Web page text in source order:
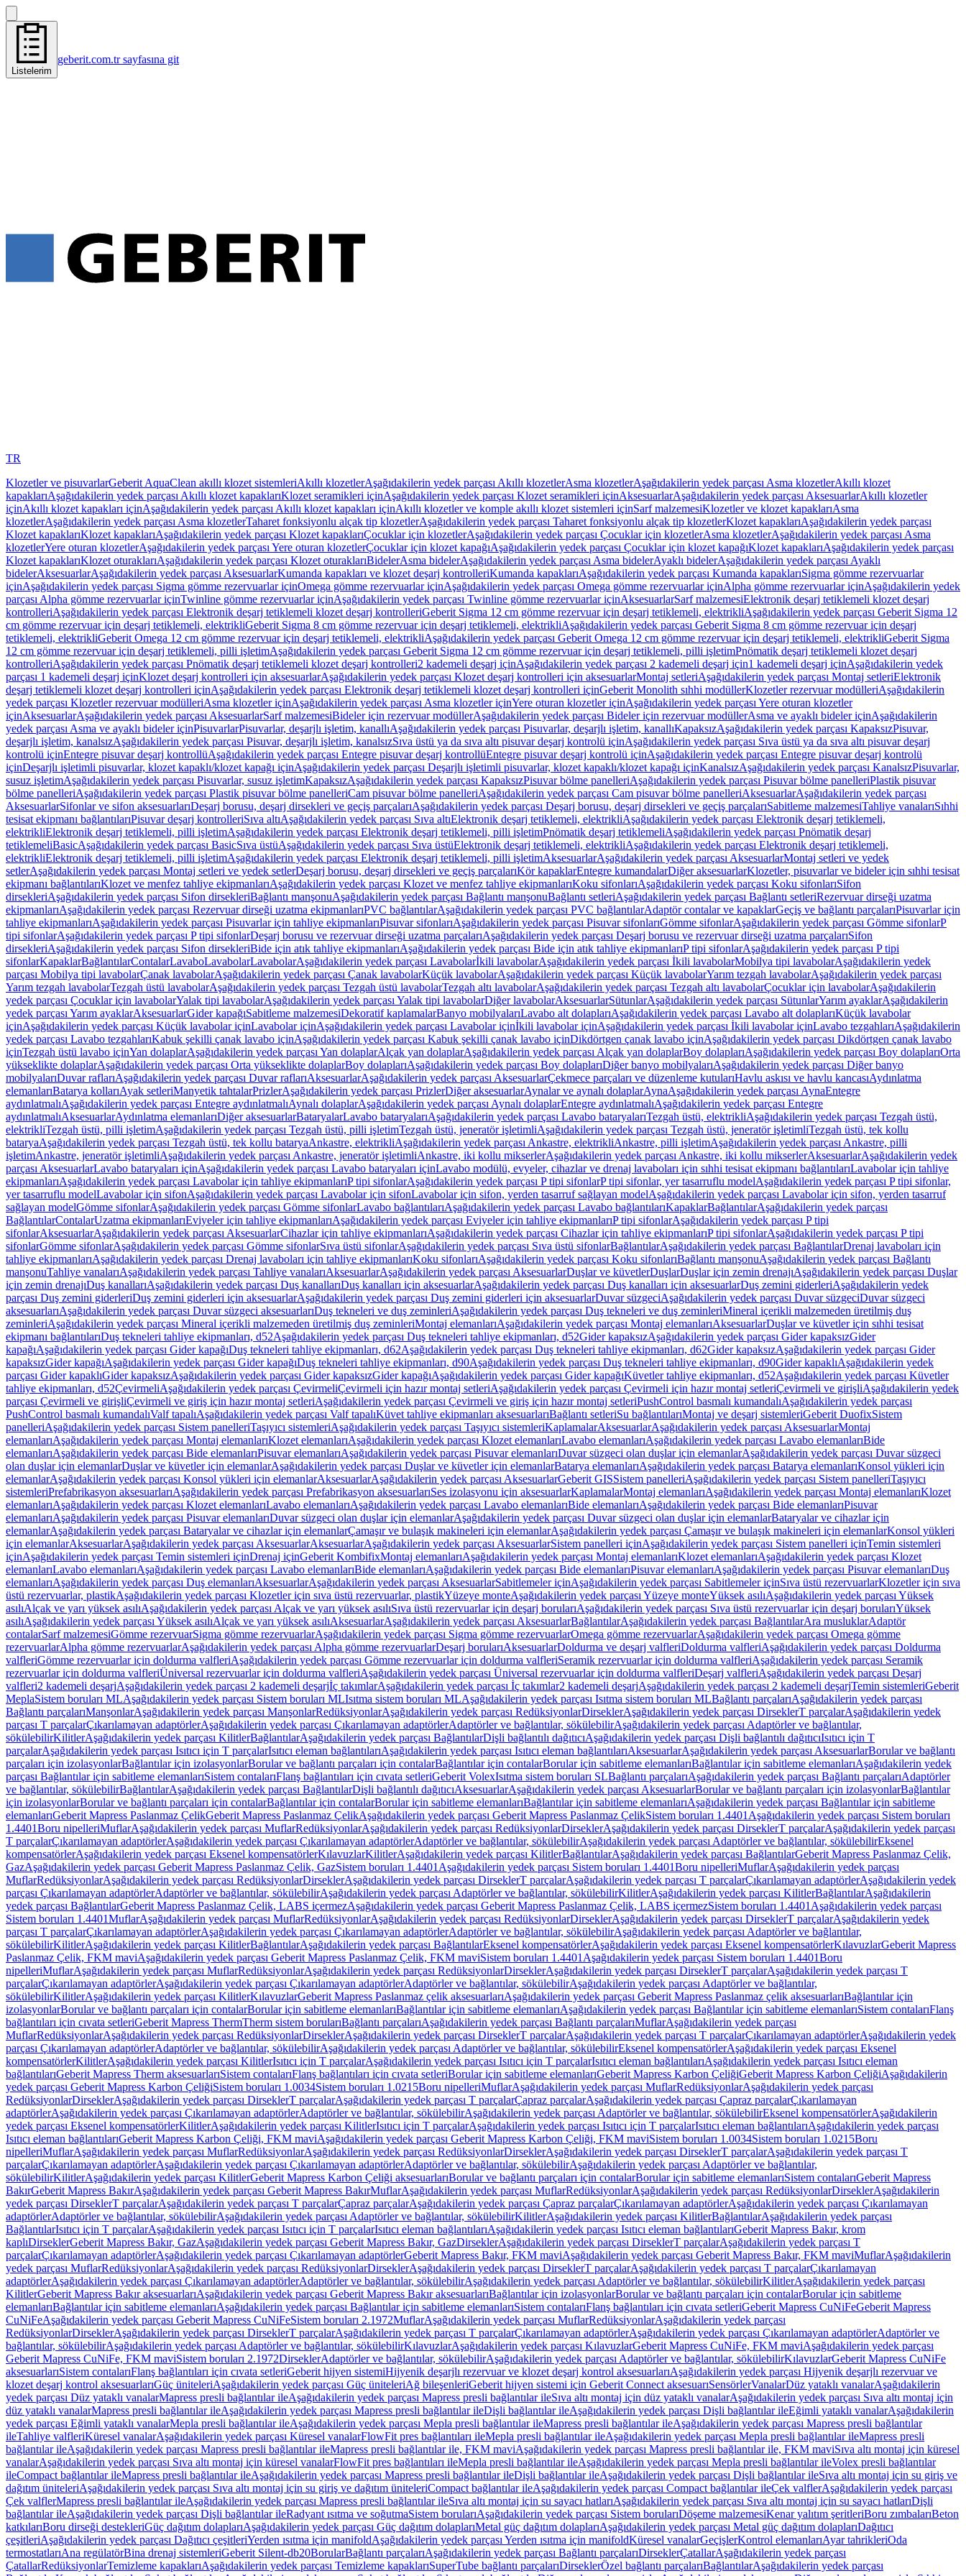
Listelerim
geberit.com.tr sayfasına git
TR
Klozetler ve pisuvarlarGeberit AquaClean akıllı klozet sistemleriAkıllı klozetlerAşağıdakilerin yedek parçası Akıllı klozetlerAsma klozetlerAşağıdakilerin yedek parçası Asma klozetlerAkıllı klozet
kapaklarıAşağıdakilerin yedek parçası Akıllı klozet kapaklarıKlozet seramikleri içinAşağıdakilerin yedek parçası Klozet seramikleri içinAksesuarlarAşağıdakilerin yedek parçası AksesuarlarAkıllı klozetler
içinAkıllı klozet kapakları içinAşağıdakilerin yedek parçası Akıllı klozet kapakları içinAkıllı klozetler ve komple akıllı klozet sistemleri içinSarf malzemesiKlozetler ve klozet kapaklarıAsma
klozetlerAşağıdakilerin yedek parçası Asma klozetlerTaharet fonksiyonlu alçak tip klozetlerAşağıdakilerin yedek parçası Taharet fonksiyonlu alçak tip klozetlerKlozet kapaklarıAşağıdakilerin yedek parçası
Klozet kapaklarıKlozet kapaklarıAşağıdakilerin yedek parçası Klozet kapaklarıÇocuklar için klozetlerAşağıdakilerin yedek parçası Çocuklar için klozetlerAsma klozetlerAşağıdakilerin yedek parçası Asma
klozetlerYere oturan klozetlerAşağıdakilerin yedek parçası Yere oturan klozetlerÇocuklar için klozet kapağıAşağıdakilerin yedek parçası Çocuklar için klozet kapağıKlozet kapaklarıAşağıdakilerin yedek parçası
Klozet kapaklarıKlozet oturaklarıAşağıdakilerin yedek parçası Klozet oturaklarıBidelerAsma bidelerAşağıdakilerin yedek parçası Asma bidelerAyaklı bidelerAşağıdakilerin yedek parçası Ayaklı
bidelerAksesuarlarAşağıdakilerin yedek parçası AksesuarlarKumanda kapakları ve klozet deşarj kontrolleriKumanda kapaklarıAşağıdakilerin yedek parçası Kumanda kapaklarıSigma gömme rezervuarlar
içinAşağıdakilerin yedek parçası Sigma gömme rezervuarlar içinOmega gömme rezervuarlar içinAşağıdakilerin yedek parçası Omega gömme rezervuarlar içinAlpha gömme rezervuarlar içinAşağıdakilerin yedek
parçası Alpha gömme rezervuarlar içinTwinline gömme rezervuarlar içinAşağıdakilerin yedek parçası Twinline gömme rezervuarlar içinAksesuarlarSarf malzemesiElektronik deşarj tetiklemeli klozet deşarj
kontrolleriAşağıdakilerin yedek parçası Elektronik deşarj tetiklemeli klozet deşarj kontrolleriGeberit Sigma 12 cm gömme rezervuar için deşarj tetiklemeli, elektrikliAşağıdakilerin yedek parçası Geberit Sigma 12
cm gömme rezervuar için deşarj tetiklemeli, elektrikliGeberit Sigma 8 cm gömme rezervuar için deşarj tetiklemeli, elektrikliAşağıdakilerin yedek parçası Geberit Sigma 8 cm gömme rezervuar için deşarj
tetiklemeli, elektrikliGeberit Omega 12 cm gömme rezervuar için deşarj tetiklemeli, elektrikliAşağıdakilerin yedek parçası Geberit Omega 12 cm gömme rezervuar için deşarj tetiklemeli, elektrikliGeberit Sigma
12 cm gömme rezervuar için deşarj tetiklemeli, pilli işletimAşağıdakilerin yedek parçası Geberit Sigma 12 cm gömme rezervuar için deşarj tetiklemeli, pilli işletimPnömatik deşarj tetiklemeli klozet deşarj
kontrolleriAşağıdakilerin yedek parçası Pnömatik deşarj tetiklemeli klozet deşarj kontrolleri2 kademeli deşarj içinAşağıdakilerin yedek parçası 2 kademeli deşarj için1 kademeli deşarj içinAşağıdakilerin yedek
parçası 1 kademeli deşarj içinKlozet deşarj kontrolleri için aksesuarlarAşağıdakilerin yedek parçası Klozet deşarj kontrolleri için aksesuarlarMontaj setleriAşağıdakilerin yedek parçası Montaj setleriElektronik
deşarj tetiklemeli klozet deşarj kontrolleri içinAşağıdakilerin yedek parçası Elektronik deşarj tetiklemeli klozet deşarj kontrolleri içinGeberit Monolith sıhhi modüllerKlozetler rezervuar modülleriAşağıdakilerin
yedek parçası Klozetler rezervuar modülleriAsma klozetler içinAşağıdakilerin yedek parçası Asma klozetler içinYere oturan klozetler içinAşağıdakilerin yedek parçası Yere oturan klozetler
içinAksesuarlarAşağıdakilerin yedek parçası AksesuarlarSarf malzemesiBideler için rezervuar modüllerAşağıdakilerin yedek parçası Bideler için rezervuar modüllerAsma ve ayaklı bideler içinAşağıdakilerin
yedek parçası Asma ve ayaklı bideler içinPisuvarlarPisuvarlar, deşarjlı işletim, kanallıAşağıdakilerin yedek parçası Pisuvarlar, deşarjlı işletim, kanallıKapaksızAşağıdakilerin yedek parçası KapaksızPisuvar,
deşarjlı işletim, kanalsızAşağıdakilerin yedek parçası Pisuvar, deşarjlı işletim, kanalsızSıva üstü ya da sıva altı pisuvar deşarj kontrolü içinAşağıdakilerin yedek parçası Sıva üstü ya da sıva altı pisuvar deşarj
kontrolü içinEntegre pisuvar deşarj kontrollüAşağıdakilerin yedek parçası Entegre pisuvar deşarj kontrollüEntegre pisuvar deşarj kontrolü içinAşağıdakilerin yedek parçası Entegre pisuvar deşarj kontrolü
içinDeşarjlı işletimli pisuvarlar, klozet kapaklı/klozet kapağı içinAşağıdakilerin yedek parçası Deşarjlı işletimli pisuvarlar, klozet kapaklı/klozet kapağı içinKanalsızAşağıdakilerin yedek parçası KanalsızPisuvarlar,
susuz işletimAşağıdakilerin yedek parçası Pisuvarlar, susuz işletimKapaksızAşağıdakilerin yedek parçası KapaksızPisuvar bölme panelleriAşağıdakilerin yedek parçası Pisuvar bölme panelleriPlastik pisuvar
bölme panelleriAşağıdakilerin yedek parçası Plastik pisuvar bölme panelleriCam pisuvar bölme panelleriAşağıdakilerin yedek parçası Cam pisuvar bölme panelleriAksesuarlarAşağıdakilerin yedek parçası
AksesuarlarSifonlar ve sifon aksesuarlarıDeşarj borusu, deşarj dirsekleri ve geçiş parçalarıAşağıdakilerin yedek parçası Deşarj borusu, deşarj dirsekleri ve geçiş parçalarıSabitleme malzemesiTahliye vanalarıSıhhi
tesisat ekipmanı bağlantılarıPisuvar deşarj kontrolleriSıva altıAşağıdakilerin yedek parçası Sıva altıElektronik deşarj tetiklemeli, elektrikliAşağıdakilerin yedek parçası Elektronik deşarj tetiklemeli,
elektrikliElektronik deşarj tetiklemeli, pilli işletimAşağıdakilerin yedek parçası Elektronik deşarj tetiklemeli, pilli işletimPnömatik deşarj tetiklemeliAşağıdakilerin yedek parçası Pnömatik deşarj
tetiklemeliBasicAşağıdakilerin yedek parçası BasicSıva üstüAşağıdakilerin yedek parçası Sıva üstüElektronik deşarj tetiklemeli, elektrikliAşağıdakilerin yedek parçası Elektronik deşarj tetiklemeli,
elektrikliElektronik deşarj tetiklemeli, pilli işletimAşağıdakilerin yedek parçası Elektronik deşarj tetiklemeli, pilli işletimAksesuarlarAşağıdakilerin yedek parçası AksesuarlarMontaj setleri ve yedek
setlerAşağıdakilerin yedek parçası Montaj setleri ve yedek setlerDeşarj borusu, deşarj dirsekleri ve geçiş parçalarıKör kapaklarEntegre kumandalarDiğer aksesuarlarKlozetler, pisuvarlar ve bideler için sıhhi tesisat
ekipmanı bağlantılarıKlozet ve menfez tahliye ekipmanlarıAşağıdakilerin yedek parçası Klozet ve menfez tahliye ekipmanlarıKoku sifonlarıAşağıdakilerin yedek parçası Koku sifonlarıSifon
dirsekleriAşağıdakilerin yedek parçası Sifon dirsekleriBağlantı manşonuAşağıdakilerin yedek parçası Bağlantı manşonuBağlantı setleriAşağıdakilerin yedek parçası Bağlantı setleriRezervuar dirseği uzatma
ekipmanlarıAşağıdakilerin yedek parçası Rezervuar dirseği uzatma ekipmanlarıPVC bağlantılarAşağıdakilerin yedek parçası PVC bağlantılarAdaptör contalar ve kapaklarGeçiş ve bağlantı parçalarıPisuvarlar için
tahliye ekipmanlarıAşağıdakilerin yedek parçası Pisuvarlar için tahliye ekipmanlarıPisuvar sifonlarıAşağıdakilerin yedek parçası Pisuvar sifonlarıGömme sifonlarAşağıdakilerin yedek parçası Gömme sifonlarP
tipi sifonlarAşağıdakilerin yedek parçası P tipi sifonlarDeşarj borusu ve rezervuar dirseği uzatma parçalarıAşağıdakilerin yedek parçası Deşarj borusu ve rezervuar dirseği uzatma parçalarıSifon
dirsekleriAşağıdakilerin yedek parçası Sifon dirsekleriBide için atık tahliye ekipmanlarıAşağıdakilerin yedek parçası Bide için atık tahliye ekipmanlarıP tipi sifonlarAşağıdakilerin yedek parçası P tipi
sifonlarKapaklarBağlantılarContalarLavaboLavabolarLavabolarAşağıdakilerin yedek parçası Lavabolarİkili lavabolarAşağıdakilerin yedek parçası İkili lavabolarMobilya tipi lavabolarAşağıdakilerin yedek
parçası Mobilya tipi lavabolarÇanak lavabolarAşağıdakilerin yedek parçası Çanak lavabolarKüçük lavabolarAşağıdakilerin yedek parçası Küçük lavabolarYarım tezgah lavabolarAşağıdakilerin yedek parçası
Yarım tezgah lavabolarTezgah üstü lavabolarAşağıdakilerin yedek parçası Tezgah üstü lavabolarTezgah altı lavabolarAşağıdakilerin yedek parçası Tezgah altı lavabolarÇocuklar için lavabolarAşağıdakilerin
yedek parçası Çocuklar için lavabolarYalak tipi lavabolarAşağıdakilerin yedek parçası Yalak tipi lavabolarDiğer lavabolarAksesuarlarSütunlarAşağıdakilerin yedek parçası SütunlarYarım ayaklarAşağıdakilerin
yedek parçası Yarım ayaklarAksesuarlarGider kapağıSabitleme malzemesiDekoratif kaplamalarBanyo mobilyalarıLavabo alt dolaplarıAşağıdakilerin yedek parçası Lavabo alt dolaplarıKüçük lavabolar
içinAşağıdakilerin yedek parçası Küçük lavabolar içinLavabolar içinAşağıdakilerin yedek parçası Lavabolar içinİkili lavabolar içinAşağıdakilerin yedek parçası İkili lavabolar içinLavabo tezgahlarıAşağıdakilerin
yedek parçası Lavabo tezgahlarıKabuk şekilli çanak lavabo içinAşağıdakilerin yedek parçası Kabuk şekilli çanak lavabo içinDikdörtgen çanak lavabo içinAşağıdakilerin yedek parçası Dikdörtgen çanak lavabo
içinTezgah üstü lavabo içinYan dolaplarAşağıdakilerin yedek parçası Yan dolaplarAlçak yan dolaplarAşağıdakilerin yedek parçası Alçak yan dolaplarBoy dolaplarıAşağıdakilerin yedek parçası Boy dolaplarıOrta
yükseklikte dolaplarAşağıdakilerin yedek parçası Orta yükseklikte dolaplarBoy dolaplarıAşağıdakilerin yedek parçası Boy dolaplarıDiğer banyo mobilyalarıAşağıdakilerin yedek parçası Diğer banyo
mobilyalarıDuvar raflarıAşağıdakilerin yedek parçası Duvar raflarıAksesuarlarAşağıdakilerin yedek parçası AksesuarlarÇekmece parçaları ve düzenleme kutularıHavlu askısı ve havlu kancasıAydınlatma
elemanlarıBatarya kollarıAyak setleriManyetik tahtalarPrizlerAşağıdakilerin yedek parçası PrizlerDiğer aksesuarlarAynalar ve aynalı dolaplarAynaAşağıdakilerin yedek parçası AynaEntegre
aydınlatmalıAşağıdakilerin yedek parçası Entegre aydınlatmalıAynalı dolaplarAşağıdakilerin yedek parçası Aynalı dolaplarEntegre aydınlatmalıAşağıdakilerin yedek parçası Entegre
aydınlatmalıAksesuarlarAydınlatma elemanlarıDiğer aksesuarlarBataryalarLavabo bataryalarıAşağıdakilerin yedek parçası Lavabo bataryalarıTezgah üstü, elektrikliAşağıdakilerin yedek parçası Tezgah üstü,
elektrikliTezgah üstü, pilli işletimAşağıdakilerin yedek parçası Tezgah üstü, pilli işletimTezgah üstü, jeneratör işletimliAşağıdakilerin yedek parçası Tezgah üstü, jeneratör işletimliTezgah üstü, tek kollu
bataryaAşağıdakilerin yedek parçası Tezgah üstü, tek kollu bataryaAnkastre, elektrikliAşağıdakilerin yedek parçası Ankastre, elektrikliAnkastre, pilli işletimAşağıdakilerin yedek parçası Ankastre, pilli
işletimAnkastre, jeneratör işletimliAşağıdakilerin yedek parçası Ankastre, jeneratör işletimliAnkastre, iki kollu mikserlerAşağıdakilerin yedek parçası Ankastre, iki kollu mikserlerAksesuarlarAşağıdakilerin yedek
parçası AksesuarlarLavabo bataryaları içinAşağıdakilerin yedek parçası Lavabo bataryaları içinLavabo modülü, evyeler, cihazlar ve drenaj lavaboları için sıhhi tesisat ekipmanı bağlantılarıLavabolar için tahliye
ekipmanlarıAşağıdakilerin yedek parçası Lavabolar için tahliye ekipmanlarıP tipi sifonlarAşağıdakilerin yedek parçası P tipi sifonlarP tipi sifonlar, yer tasarruflu modelAşağıdakilerin yedek parçası P tipi sifonlar,
yer tasarruflu modelLavabolar için sifonAşağıdakilerin yedek parçası Lavabolar için sifonLavabolar için sifon, yerden tasarruf sağlayan modelAşağıdakilerin yedek parçası Lavabolar için sifon, yerden tasarruf
sağlayan modelGömme sifonlarAşağıdakilerin yedek parçası Gömme sifonlarLavabo bağlantılarıAşağıdakilerin yedek parçası Lavabo bağlantılarıKapaklarBağlantılarAşağıdakilerin yedek parçası
BağlantılarContalarUzatma ekipmanlarıEviyeler için tahliye ekipmanlarıAşağıdakilerin yedek parçası Eviyeler için tahliye ekipmanlarıP tipi sifonlarAşağıdakilerin yedek parçası P tipi
sifonlarAksesuarlarAşağıdakilerin yedek parçası AksesuarlarCihazlar için tahliye ekipmanlarıAşağıdakilerin yedek parçası Cihazlar için tahliye ekipmanlarıP tipi sifonlarAşağıdakilerin yedek parçası P tipi
sifonlarGömme sifonlarAşağıdakilerin yedek parçası Gömme sifonlarSıva üstü sifonlarAşağıdakilerin yedek parçası Sıva üstü sifonlarBağlantılarAşağıdakilerin yedek parçası BağlantılarDrenaj lavaboları için
tahliye ekipmanlarıAşağıdakilerin yedek parçası Drenaj lavaboları için tahliye ekipmanlarıKoku sifonlarıAşağıdakilerin yedek parçası Koku sifonlarıBağlantı manşonuAşağıdakilerin yedek parçası Bağlantı
manşonuTahliye vanalarıAşağıdakilerin yedek parçası Tahliye vanalarıAksesuarlarAşağıdakilerin yedek parçası AksesuarlarDuşlar ve küvetlerDuşlarDuşlar için zemin drenajıAşağıdakilerin yedek parçası Duşlar
için zemin drenajıDuş kanallarıAşağıdakilerin yedek parçası Duş kanallarıDuş kanalları için aksesuarlarAşağıdakilerin yedek parçası Duş kanalları için aksesuarlarDuş zemini giderleriAşağıdakilerin yedek
parçası Duş zemini giderleriDuş zemini giderleri için aksesuarlarAşağıdakilerin yedek parçası Duş zemini giderleri için aksesuarlarDuvar süzgeciAşağıdakilerin yedek parçası Duvar süzgeciDuvar süzgeci
aksesuarlarıAşağıdakilerin yedek parçası Duvar süzgeci aksesuarlarıDuş tekneleri ve duş zeminleriAşağıdakilerin yedek parçası Duş tekneleri ve duş zeminleriMineral içerikli malzemeden üretilmiş duş
zeminleriAşağıdakilerin yedek parçası Mineral içerikli malzemeden üretilmiş duş zeminleriMontaj elemanlarıAşağıdakilerin yedek parçası Montaj elemanlarıAksesuarlarDuşlar ve küvetler için sıhhi tesisat
ekipmanı bağlantılarıDuş tekneleri tahliye ekipmanları, d52Aşağıdakilerin yedek parçası Duş tekneleri tahliye ekipmanları, d52Gider kapaksızAşağıdakilerin yedek parçası Gider kapaksızGider
kapağıAşağıdakilerin yedek parçası Gider kapağıDuş tekneleri tahliye ekipmanları, d62Aşağıdakilerin yedek parçası Duş tekneleri tahliye ekipmanları, d62Gider kapaksızAşağıdakilerin yedek parçası Gider
kapaksızGider kapağıAşağıdakilerin yedek parçası Gider kapağıDuş tekneleri tahliye ekipmanları, d90Aşağıdakilerin yedek parçası Duş tekneleri tahliye ekipmanları, d90Gider kapaklıAşağıdakilerin yedek
parçası Gider kapaklıGider kapaksızAşağıdakilerin yedek parçası Gider kapaksızGider kapağıAşağıdakilerin yedek parçası Gider kapağıKüvetler tahliye ekipmanları, d52Aşağıdakilerin yedek parçası Küvetler
tahliye ekipmanları, d52ÇevirmeliAşağıdakilerin yedek parçası ÇevirmeliÇevirmeli için hazır montaj setleriAşağıdakilerin yedek parçası Çevirmeli için hazır montaj setleriÇevirmeli ve girişliAşağıdakilerin yedek
parçası Çevirmeli ve girişliÇevirmeli ve giriş için hazır montaj setleriAşağıdakilerin yedek parçası Çevirmeli ve giriş için hazır montaj setleriPushControl basmalı kumandalıAşağıdakilerin yedek parçası
PushControl basmalı kumandalıValf tapalıAşağıdakilerin yedek parçası Valf tapalıKüvet tahliye ekipmanları aksesuarlarıBağlantı setleriSu bağlantılarıMontaj ve deşarj sistemleriGeberit DuofixSistem
panelleriAşağıdakilerin yedek parçası Sistem panelleriTaşıyıcı sistemleriAşağıdakilerin yedek parçası Taşıyıcı sistemleriKaplamalarAksesuarlarAşağıdakilerin yedek parçası AksesuarlarMontaj
elemanlarıAşağıdakilerin yedek parçası Montaj elemanlarıKlozet elemanlarıAşağıdakilerin yedek parçası Klozet elemanlarıLavabo elemanlarıAşağıdakilerin yedek parçası Lavabo elemanlarıBide
elemanlarıAşağıdakilerin yedek parçası Bide elemanlarıPisuvar elemanlarıAşağıdakilerin yedek parçası Pisuvar elemanlarıDuvar süzgeci olan duşlar için elemanlarAşağıdakilerin yedek parçası Duvar süzgeci
olan duşlar için elemanlarDuşlar ve küvetler için elemanlarAşağıdakilerin yedek parçası Duşlar ve küvetler için elemanlarBatarya elemanlarıAşağıdakilerin yedek parçası Batarya elemanlarıKonsol yükleri için
elemanlarAşağıdakilerin yedek parçası Konsol yükleri için elemanlarAksesuarlarAşağıdakilerin yedek parçası AksesuarlarGeberit GISSistem panelleriAşağıdakilerin yedek parçası Sistem panelleriTaşıyıcı
sistemleriPrefabrikasyon aksesuarlarıAşağıdakilerin yedek parçası Prefabrikasyon aksesuarlarıSes izolasyonu için aksesuarlarKaplamalarMontaj elemanlarıAşağıdakilerin yedek parçası Montaj elemanlarıKlozet
elemanlarıAşağıdakilerin yedek parçası Klozet elemanlarıLavabo elemanlarıAşağıdakilerin yedek parçası Lavabo elemanlarıBide elemanlarıAşağıdakilerin yedek parçası Bide elemanlarıPisuvar
elemanlarıAşağıdakilerin yedek parçası Pisuvar elemanlarıDuvar süzgeci olan duşlar için elemanlarAşağıdakilerin yedek parçası Duvar süzgeci olan duşlar için elemanlarBataryalar ve cihazlar için
elemanlarAşağıdakilerin yedek parçası Bataryalar ve cihazlar için elemanlarÇamaşır ve bulaşık makineleri için elemanlarAşağıdakilerin yedek parçası Çamaşır ve bulaşık makineleri için elemanlarKonsol yükleri
için elemanlarAksesuarlarAşağıdakilerin yedek parçası AksesuarlarAksesuarlarAşağıdakilerin yedek parçası AksesuarlarSistem panelleri içinAşağıdakilerin yedek parçası Sistem panelleri içinTemin sistemleri
içinAşağıdakilerin yedek parçası Temin sistemleri içinDrenaj içinGeberit KombifixMontaj elemanlarıAşağıdakilerin yedek parçası Montaj elemanlarıKlozet elemanlarıAşağıdakilerin yedek parçası Klozet
elemanlarıLavabo elemanlarıAşağıdakilerin yedek parçası Lavabo elemanlarıBide elemanlarıAşağıdakilerin yedek parçası Bide elemanlarıPisuvar elemanlarıAşağıdakilerin yedek parçası Pisuvar elemanlarıDuş
elemanlarıAşağıdakilerin yedek parçası Duş elemanlarıAksesuarlarAşağıdakilerin yedek parçası AksesuarlarSabitlemeler içinAşağıdakilerin yedek parçası Sabitlemeler içinSıva üstü rezervuarlarKlozetler için sıva
üstü rezervuarlar, plastikAşağıdakilerin yedek parçası Klozetler için sıva üstü rezervuarlar, plastikYüzeye monteAşağıdakilerin yedek parçası Yüzeye monteYüksek asılıAşağıdakilerin yedek parçası Yüksek
asılıAlçak ve yarı yüksek asılıAşağıdakilerin yedek parçası Alçak ve yarı yüksek asılıSıva üstü rezervuarlar için deşarj borularıAşağıdakilerin yedek parçası Sıva üstü rezervuarlar için deşarj borularıYüksek
asılıAşağıdakilerin yedek parçası Yüksek asılıAlçak ve yarı yüksek asılıAksesuarlarAşağıdakilerin yedek parçası AksesuarlarBağlantılarAşağıdakilerin yedek parçası BağlantılarAra musluklarAdaptör
contalarSarf malzemesiGömme rezervuarSigma gömme rezervuarlarAşağıdakilerin yedek parçası Sigma gömme rezervuarlarOmega gömme rezervuarlarAşağıdakilerin yedek parçası Omega gömme
rezervuarlarAlpha gömme rezervuarlarAşağıdakilerin yedek parçası Alpha gömme rezervuarlarDeşarj borularıAksesuarlarDoldurma ve deşarj valfleriDoldurma valfleriAşağıdakilerin yedek parçası Doldurma
valfleriGömme rezervuarlar için doldurma valfleriAşağıdakilerin yedek parçası Gömme rezervuarlar için doldurma valfleriSeramik rezervuarlar için doldurma valfleriAşağıdakilerin yedek parçası Seramik
rezervuarlar için doldurma valfleriÜniversal rezervuarlar için doldurma valfleriAşağıdakilerin yedek parçası Üniversal rezervuarlar için doldurma valfleriDeşarj valfleriAşağıdakilerin yedek parçası Deşarj
valfleri2 kademeli deşarjAşağıdakilerin yedek parçası 2 kademeli deşarjİç takımlarAşağıdakilerin yedek parçası İç takımlar2 kademeli deşarjAşağıdakilerin yedek parçası 2 kademeli deşarjTemin sistemleriGeberit
MeplaSistem boruları MLAşağıdakilerin yedek parçası Sistem boruları MLIsıtma sistem boruları MLAşağıdakilerin yedek parçası Isıtma sistem boruları MLBağlantı parçalarıAşağıdakilerin yedek parçası
Bağlantı parçalarıManşonlarAşağıdakilerin yedek parçası ManşonlarRedüksiyonlarAşağıdakilerin yedek parçası RedüksiyonlarDirseklerAşağıdakilerin yedek parçası DirseklerT parçalarAşağıdakilerin yedek
parçası T parçalarÇıkarılamayan adaptörlerAşağıdakilerin yedek parçası Çıkarılamayan adaptörlerAdaptörler ve bağlantılar, sökülebilirAşağıdakilerin yedek parçası Adaptörler ve bağlantılar,
sökülebilirKilitlerAşağıdakilerin yedek parçası KilitlerBağlantılarAşağıdakilerin yedek parçası BağlantılarDişli bağlantılı dağıtıcıAşağıdakilerin yedek parçası Dişli bağlantılı dağıtıcıIsıtıcı için T
parçalarAşağıdakilerin yedek parçası Isıtıcı için T parçalarIsıtıcı eleman bağlantılarıAşağıdakilerin yedek parçası Isıtıcı eleman bağlantılarıAksesuarlarAşağıdakilerin yedek parçası AksesuarlarBorular ve bağlantı
parçaları için izolasyonlarBağlantılar için izolasyonlarBorular ve bağlantı parçaları için contalarBağlantılar için contalarBorular için sabitleme elemanlarıBağlantılar için sabitleme elemanlarıAşağıdakilerin yedek
parçası Bağlantılar için sabitleme elemanlarıSistem contalarıFlanş bağlantıları için cıvata setleriGeberit VolexIsıtma sistem boruları SLBağlantı parçalarıAşağıdakilerin yedek parçası Bağlantı parçalarıAdaptörler
ve bağlantılar, sökülebilirBağlantılarAşağıdakilerin yedek parçası BağlantılarDişli bağlantılı dağıtıcıAksesuarlarAşağıdakilerin yedek parçası AksesuarlarBorular ve bağlantı parçaları için izolasyonlarBağlantılar
için izolasyonlarBorular ve bağlantı parçaları için contalarBağlantılar için contalarBorular için sabitleme elemanlarıBağlantılar için sabitleme elemanlarıAşağıdakilerin yedek parçası Bağlantılar için sabitleme
elemanlarıGeberit Mapress Paslanmaz ÇelikGeberit Mapress Paslanmaz ÇelikAşağıdakilerin yedek parçası Geberit Mapress Paslanmaz ÇelikSistem boruları 1.4401 Aşağıdakilerin yedek parçası Sistem boruları
1.4401Boru nipelleriMuflarAşağıdakilerin yedek parçası MuflarRedüksiyonlarAşağıdakilerin yedek parçası RedüksiyonlarDirseklerAşağıdakilerin yedek parçası DirseklerT parçalarAşağıdakilerin yedek parçası
T parçalarÇıkarılamayan adaptörlerAşağıdakilerin yedek parçası Çıkarılamayan adaptörlerAdaptörler ve bağlantılar, sökülebilirAşağıdakilerin yedek parçası Adaptörler ve bağlantılar, sökülebilirEksenel
kompensatörlerAşağıdakilerin yedek parçası Eksenel kompensatörlerKılavuzlarKilitlerAşağıdakilerin yedek parçası KilitlerBağlantılarAşağıdakilerin yedek parçası BağlantılarGeberit Mapress Paslanmaz Çelik,
GazAşağıdakilerin yedek parçası Geberit Mapress Paslanmaz Çelik, GazSistem boruları 1.4401 Aşağıdakilerin yedek parçası Sistem boruları 1.4401Boru nipelleriMuflarAşağıdakilerin yedek parçası
MuflarRedüksiyonlarAşağıdakilerin yedek parçası RedüksiyonlarDirseklerAşağıdakilerin yedek parçası DirseklerT parçalarAşağıdakilerin yedek parçası T parçalarÇıkarılamayan adaptörlerAşağıdakilerin yedek
parçası Çıkarılamayan adaptörlerAdaptörler ve bağlantılar, sökülebilirAşağıdakilerin yedek parçası Adaptörler ve bağlantılar, sökülebilirKilitlerAşağıdakilerin yedek parçası KilitlerBağlantılarAşağıdakilerin
yedek parçası BağlantılarGeberit Mapress Paslanmaz Çelik, LABS içermezAşağıdakilerin yedek parçası Geberit Mapress Paslanmaz Çelik, LABS içermezSistem boruları 1.4401 Aşağıdakilerin yedek parçası
Sistem boruları 1.4401MuflarAşağıdakilerin yedek parçası MuflarRedüksiyonlarAşağıdakilerin yedek parçası RedüksiyonlarDirseklerAşağıdakilerin yedek parçası DirseklerT parçalarAşağıdakilerin yedek
parçası T parçalarÇıkarılamayan adaptörlerAşağıdakilerin yedek parçası Çıkarılamayan adaptörlerAdaptörler ve bağlantılar, sökülebilirAşağıdakilerin yedek parçası Adaptörler ve bağlantılar,
sökülebilirKilitlerAşağıdakilerin yedek parçası KilitlerBağlantılarAşağıdakilerin yedek parçası BağlantılarEksenel kompensatörlerAşağıdakilerin yedek parçası Eksenel kompensatörlerKılavuzlarGeberit Mapress
Paslanmaz Çelik, FKM maviAşağıdakilerin yedek parçası Geberit Mapress Paslanmaz Çelik, FKM maviSistem boruları 1.4401 Aşağıdakilerin yedek parçası Sistem boruları 1.4401Boru
nipelleriMuflarAşağıdakilerin yedek parçası MuflarRedüksiyonlarAşağıdakilerin yedek parçası RedüksiyonlarDirseklerAşağıdakilerin yedek parçası DirseklerT parçalarAşağıdakilerin yedek parçası T
parçalarÇıkarılamayan adaptörlerAşağıdakilerin yedek parçası Çıkarılamayan adaptörlerAdaptörler ve bağlantılar, sökülebilirAşağıdakilerin yedek parçası Adaptörler ve bağlantılar,
sökülebilirKilitlerAşağıdakilerin yedek parçası KilitlerKılavuzlarGeberit Mapress Paslanmaz çelik aksesuarlarıAşağıdakilerin yedek parçası Geberit Mapress Paslanmaz çelik aksesuarlarıBağlantılar için
izolasyonlarBorular ve bağlantı parçaları için contalarBorular için sabitleme elemanlarıBağlantılar için sabitleme elemanlarıAşağıdakilerin yedek parçası Bağlantılar için sabitleme elemanlarıSistem contalarıFlanş
bağlantıları için cıvata setleriGeberit Mapress ThermTherm sistem borularıBağlantı parçalarıAşağıdakilerin yedek parçası Bağlantı parçalarıMuflarAşağıdakilerin yedek parçası
MuflarRedüksiyonlarAşağıdakilerin yedek parçası RedüksiyonlarDirseklerAşağıdakilerin yedek parçası DirseklerT parçalarAşağıdakilerin yedek parçası T parçalarÇıkarılamayan adaptörlerAşağıdakilerin yedek
parçası Çıkarılamayan adaptörlerAdaptörler ve bağlantılar, sökülebilirAşağıdakilerin yedek parçası Adaptörler ve bağlantılar, sökülebilirEksenel kompensatörlerAşağıdakilerin yedek parçası Eksenel
kompensatörlerKilitlerAşağıdakilerin yedek parçası KilitlerIsıtıcı için T parçalarAşağıdakilerin yedek parçası Isıtıcı için T parçalarIsıtıcı eleman bağlantılarıAşağıdakilerin yedek parçası Isıtıcı eleman
bağlantılarıGeberit Mapress Therm aksesuarlarıSistem contalarıFlanş bağlantıları için cıvata setleriBorular için sabitleme elemanlarıGeberit Mapress Karbon ÇeliğiGeberit Mapress Karbon ÇeliğiAşağıdakilerin
yedek parçası Geberit Mapress Karbon ÇeliğiSistem boruları 1.0034Sistem boruları 1.0215Boru nipelleriMuflarAşağıdakilerin yedek parçası MuflarRedüksiyonlarAşağıdakilerin yedek parçası
RedüksiyonlarDirseklerAşağıdakilerin yedek parçası DirseklerT parçalarAşağıdakilerin yedek parçası T parçalarÇapraz parçalarAşağıdakilerin yedek parçası Çapraz parçalarÇıkarılamayan
adaptörlerAşağıdakilerin yedek parçası Çıkarılamayan adaptörlerAdaptörler ve bağlantılar, sökülebilirAşağıdakilerin yedek parçası Adaptörler ve bağlantılar, sökülebilirEksenel kompensatörlerAşağıdakilerin
yedek parçası Eksenel kompensatörlerKilitlerAşağıdakilerin yedek parçası KilitlerIsıtıcı için T parçalarAşağıdakilerin yedek parçası Isıtıcı için T parçalarIsıtıcı eleman bağlantılarıAşağıdakilerin yedek parçası
Isıtıcı eleman bağlantılarıGeberit Mapress Karbon Çeliği, FKM maviAşağıdakilerin yedek parçası Geberit Mapress Karbon Çeliği, FKM maviSistem boruları 1.0034Sistem boruları 1.0215Boru
nipelleriMuflarAşağıdakilerin yedek parçası MuflarRedüksiyonlarAşağıdakilerin yedek parçası RedüksiyonlarDirseklerAşağıdakilerin yedek parçası DirseklerT parçalarAşağıdakilerin yedek parçası T
parçalarÇıkarılamayan adaptörlerAşağıdakilerin yedek parçası Çıkarılamayan adaptörlerAdaptörler ve bağlantılar, sökülebilirAşağıdakilerin yedek parçası Adaptörler ve bağlantılar,
sökülebilirKilitlerAşağıdakilerin yedek parçası KilitlerGeberit Mapress Karbon Çeliği aksesuarlarıBorular ve bağlantı parçaları için contalarBorular için sabitleme elemanlarıSistem contalarıGeberit Mapress
BakırGeberit Mapress BakırAşağıdakilerin yedek parçası Geberit Mapress BakırMuflarAşağıdakilerin yedek parçası MuflarRedüksiyonlarAşağıdakilerin yedek parçası RedüksiyonlarDirseklerAşağıdakilerin
yedek parçası DirseklerT parçalarAşağıdakilerin yedek parçası T parçalarÇapraz parçalarAşağıdakilerin yedek parçası Çapraz parçalarÇıkarılamayan adaptörlerAşağıdakilerin yedek parçası Çıkarılamayan
adaptörlerAdaptörler ve bağlantılar, sökülebilirAşağıdakilerin yedek parçası Adaptörler ve bağlantılar, sökülebilirKilitlerAşağıdakilerin yedek parçası KilitlerBağlantılarAşağıdakilerin yedek parçası
BağlantılarIsıtıcı için T parçalarAşağıdakilerin yedek parçası Isıtıcı için T parçalarIsıtıcı eleman bağlantılarıAşağıdakilerin yedek parçası Isıtıcı eleman bağlantılarıGeberit Mapress Bakır, krom
kaplıDirseklerGeberit Mapress Bakır, GazAşağıdakilerin yedek parçası Geberit Mapress Bakır, GazDirseklerAşağıdakilerin yedek parçası DirseklerT parçalarAşağıdakilerin yedek parçası T
parçalarÇıkarılamayan adaptörlerAşağıdakilerin yedek parçası Çıkarılamayan adaptörlerGeberit Mapress Bakır, FKM maviAşağıdakilerin yedek parçası Geberit Mapress Bakır, FKM maviMuflarAşağıdakilerin
yedek parçası MuflarRedüksiyonlarAşağıdakilerin yedek parçası RedüksiyonlarDirseklerAşağıdakilerin yedek parçası DirseklerT parçalarAşağıdakilerin yedek parçası T parçalarÇıkarılamayan
adaptörlerAşağıdakilerin yedek parçası Çıkarılamayan adaptörlerAdaptörler ve bağlantılar, sökülebilirAşağıdakilerin yedek parçası Adaptörler ve bağlantılar, sökülebilirKilitlerAşağıdakilerin yedek parçası
KilitlerGeberit Mapress Bakır aksesuarlarıAşağıdakilerin yedek parçası Geberit Mapress Bakır aksesuarlarıBağlantılar için izolasyonlarBorular ve bağlantı parçaları için contalarBorular için sabitleme
elemanlarıBağlantılar için sabitleme elemanlarıAşağıdakilerin yedek parçası Bağlantılar için sabitleme elemanlarıSistem contalarıFlanş bağlantıları için cıvata setleriGeberit Mapress CuNiFeGeberit Mapress
CuNiFeAşağıdakilerin yedek parçası Geberit Mapress CuNiFeSistem boruları 2.1972MuflarAşağıdakilerin yedek parçası MuflarRedüksiyonlarAşağıdakilerin yedek parçası
RedüksiyonlarDirseklerAşağıdakilerin yedek parçası DirseklerT parçalarAşağıdakilerin yedek parçası T parçalarÇıkarılamayan adaptörlerAşağıdakilerin yedek parçası Çıkarılamayan adaptörlerAdaptörler ve
bağlantılar, sökülebilirAşağıdakilerin yedek parçası Adaptörler ve bağlantılar, sökülebilirKılavuzlarAşağıdakilerin yedek parçası KılavuzlarGeberit Mapress CuNiFe, FKM maviAşağıdakilerin yedek parçası
Geberit Mapress CuNiFe, FKM maviSistem boruları 2.1972DirseklerAdaptörler ve bağlantılar, sökülebilirAşağıdakilerin yedek parçası Adaptörler ve bağlantılar, sökülebilirKılavuzlarGeberit Mapress CuNiFe
aksesuarlarıSistem contalarıFlanş bağlantıları için cıvata setleriGeberit hijyen sistemiHijyenik deşarjlı rezervuar ve klozet deşarj kontrol aksesuarlarıAşağıdakilerin yedek parçası Hijyenik deşarjlı rezervuar ve
klozet deşarj kontrol aksesuarlarıGüç üniteleriAşağıdakilerin yedek parçası Güç üniteleriAğ bileşenleriGeberit hijyen sistemi için Geberit Connect aksesuarıSensörlerVanalarDüz yataklı vanalarAşağıdakilerin
yedek parçası Düz yataklı vanalarMapress presli bağlantılar ileAşağıdakilerin yedek parçası Mapress presli bağlantılar ileSıva altı montaj için düz yataklı vanalarAşağıdakilerin yedek parçası Sıva altı montaj için
düz yataklı vanalarMapress presli bağlantılar ileAşağıdakilerin yedek parçası Mapress presli bağlantılar ileDişli bağlantılar ileAşağıdakilerin yedek parçası Dişli bağlantılar ileEğimli yataklı vanalarAşağıdakilerin
yedek parçası Eğimli yataklı vanalarMepla presli bağlantılar ileAşağıdakilerin yedek parçası Mepla presli bağlantılar ileMapress presli bağlantılar ileAşağıdakilerin yedek parçası Mapress presli bağlantılar
ileTahliye valfleriKüresel vanalarAşağıdakilerin yedek parçası Küresel vanalarFlowFit pres bağlantıları ileMepla presli bağlantılar ileAşağıdakilerin yedek parçası Mepla presli bağlantılar ileMapress presli
bağlantılar ileAşağıdakilerin yedek parçası Mapress presli bağlantılar ileMapress presli bağlantılar ile, FKM maviAşağıdakilerin yedek parçası Mapress presli bağlantılar ile, FKM maviSıva altı montaj için küresel
vanalarAşağıdakilerin yedek parçası Sıva altı montaj için küresel vanalarFlowFit pres bağlantıları ileMepla presli bağlantılar ileAşağıdakilerin yedek parçası Mepla presli bağlantılar ileVolex presli bağlantılar
ileCompact bağlantılar ileMapress presli bağlantılar ileAşağıdakilerin yedek parçası Mapress presli bağlantılar ileDişli bağlantılar ileAşağıdakilerin yedek parçası Dişli bağlantılar ileSıva altı montaj için su giriş ve
dağıtım üniteleriAşağıdakilerin yedek parçası Sıva altı montaj için su giriş ve dağıtım üniteleriCompact bağlantılar ileAşağıdakilerin yedek parçası Compact bağlantılar ileÇek valflerAşağıdakilerin yedek parçası
Çek valflerMapress presli bağlantılar ileAşağıdakilerin yedek parçası Mapress presli bağlantılar ileSıva altı montaj için su sayacı hatlarıAşağıdakilerin yedek parçası Sıva altı montaj için su sayacı hatlarıDişli
bağlantılar ileAşağıdakilerin yedek parçası Dişli bağlantılar ileRadyant ısıtma ve soğutmaSistem borularıAşağıdakilerin yedek parçası Sistem borularıDöşeme malzemesiKenar yalıtım şeritleriBoru zımbalarıBeton
katkılarıBoru dirseği destekleriGüç dağıtım dolaplarıAşağıdakilerin yedek parçası Güç dağıtım dolaplarıMetal güç dağıtım dolaplarıAşağıdakilerin yedek parçası Metal güç dağıtım dolaplarıDağıtıcı
çeşitleriAşağıdakilerin yedek parçası Dağıtıcı çeşitleriYerden ısıtma için manifoldAşağıdakilerin yedek parçası Yerden ısıtma için manifoldKüresel vanalarGeçişlerKontrol elemanlarıAyar tahrikleriOda
termostatlarıAna regülatörBina drenaj sistemleriGeberit Silent-db20BorularBağlantı parçalarıAşağıdakilerin yedek parçası Bağlantı parçalarıDirseklerÇatallarAşağıdakilerin yedek parçası
ÇatallarRedüksiyonlarTemizleme kapaklarıAşağıdakilerin yedek parçası Temizleme kapaklarıSuperTube bağlantı parçalarıDirseklerÖzel bağlantı parçalarıBağlantılarAşağıdakilerin yedek parçası